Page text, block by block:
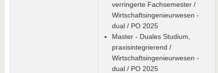
verringerte Fachsemester /
Wirtschaftsingenieurwesen -
dual / PO 2025
Master - Duales Studium,
praxisintegrierend /
Wirtschaftsingenieurwesen -
dual / PO 2025